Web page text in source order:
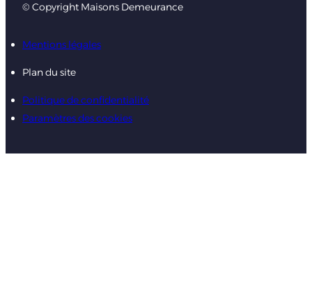
© Copyright Maisons Demeurance
Mentions légales
Plan du site
Politique de confidentialité
Paramètres des cookies